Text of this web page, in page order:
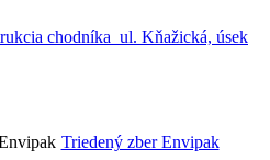
chodníka_ul. Kňažická, úsek
Triedený zber Envipak